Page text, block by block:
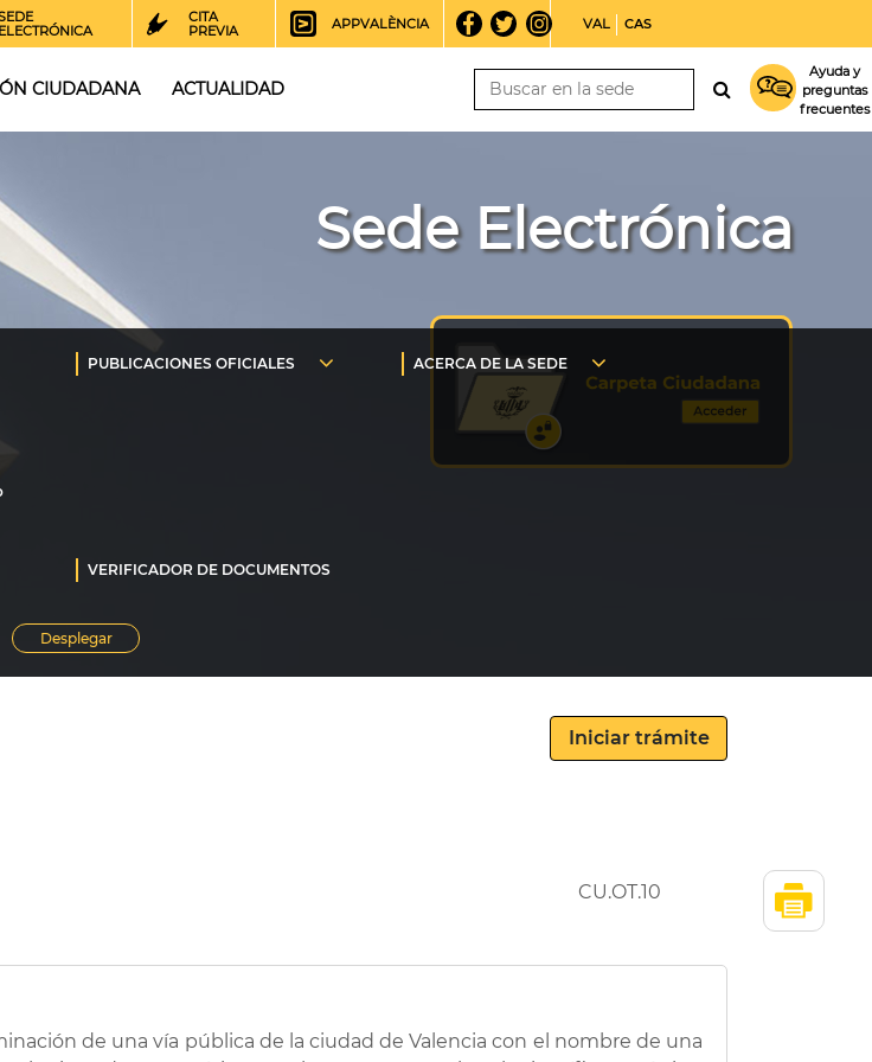
ELECTRÓNICA
CITA
PREVIA
APPVALÈNCIA VAL CAS
CIUDADANA ACTUALIDAD
Ayuda y
preguntas
frecuentes
Sede Electrónica
CU.OT.10
de una vía pública de la ciudad de Valencia con el nombre de una